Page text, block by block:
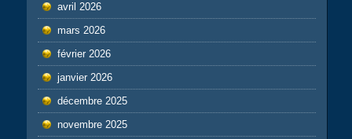
avril 2026
mars 2026
février 2026
janvier 2026
décembre 2025
novembre 2025